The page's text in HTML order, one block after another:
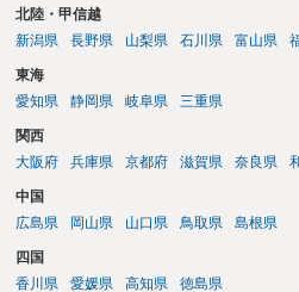
北陸・甲信越
新潟県
長野県 山梨県 石川県 富山県
東海
愛知県
静岡県 岐阜県 三重県
関西
大阪府
兵庫県 京都府 滋賀県 奈良県
中国
広島県
岡山県 山口県 鳥取県 島根県
四国
香川県
愛媛県 高知県 徳島県